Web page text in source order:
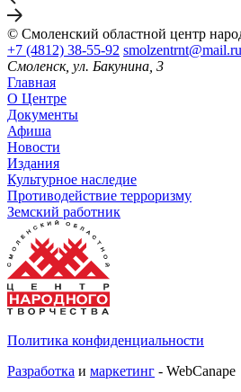
© Смоленский областной центр
+7 (4812) 38-55-92 smolzentrnt@mail.ru
Смоленск, ул. Бакунина, 3
Главная
О Центре
Документы
Афиша
Новости
Издания
Культурное наследие
Противодействие терроризму
Земский работник
Политика конфиденциальности
Разработка и маркетинг - WebCanape